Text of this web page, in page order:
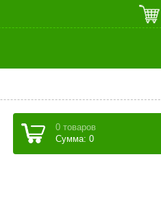
0 товаров
Сумма: 0